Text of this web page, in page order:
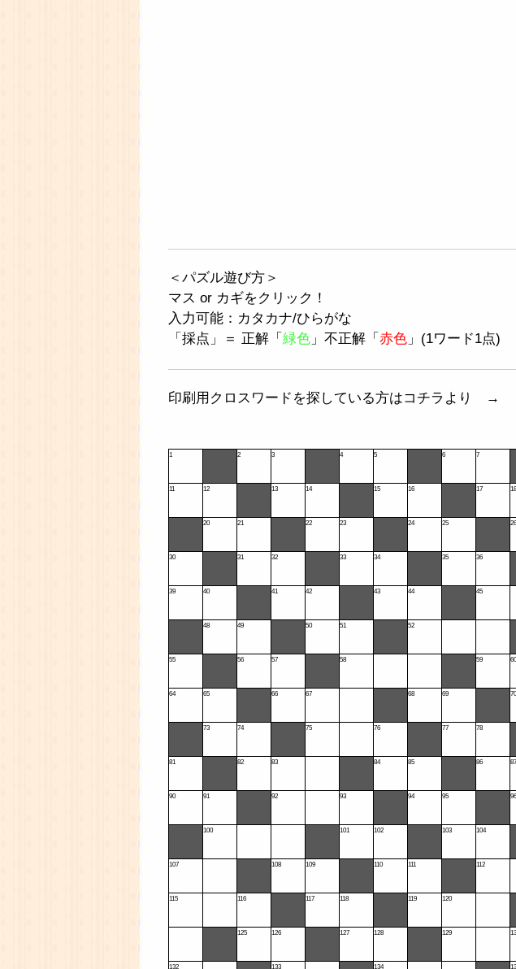
＜パズル遊び方＞
マス or カギをクリック！
入力可能：カタカナ/ひらがな
「採点」＝ 正解「 緑色 」不正解「 赤色 」(1ワード1点)
印刷用クロスワードを探している方はコチラより →
1 2 3 4 5 6 7
11 12 13 14 15 16 17 18
20 21 22 23 24 25 26
30 31 32 33 34 35 36
39 40 41 42 43 44 45
48 49 50 51 52
55 56 57 58 59 60
64 65 66 67 68 69 70
73 74 75 76 77 78
81 82 83 84 85 86 87
90 91 92 93 94 95 96
100 101 102 103 104
107 108 109 110 111 112
115 116 117 118 119 120
125 126 127 128 129
132 133 134